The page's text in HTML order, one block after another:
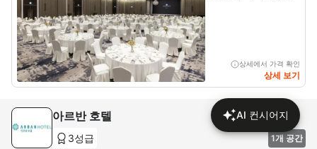
상세에서 가격 확인
상세 보기
아르반 호텔
3성급 1개 공간
AI 컨시어지